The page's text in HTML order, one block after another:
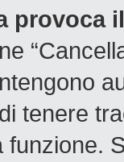
provoca
tenere
funzione.